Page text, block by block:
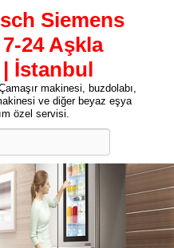
Siemens
24 Aşkla
İstanbul
makinesi, buzdolabı,
ve diğer beyaz eşya
özel servisi.